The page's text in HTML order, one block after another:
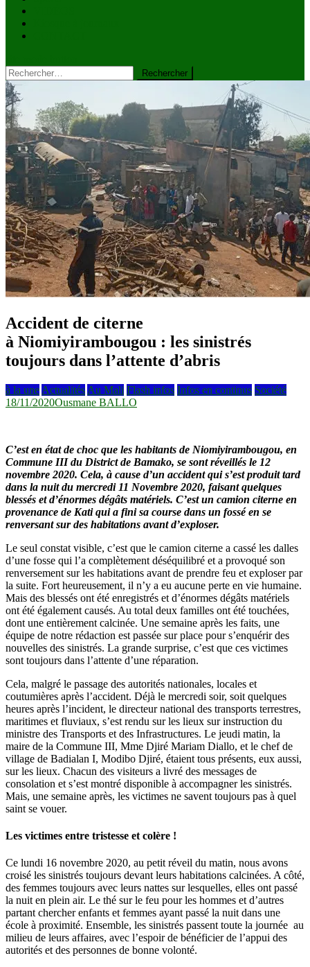
Rechercher :
Accident de citerne
à Niomiyirambougou : les sinistrés
toujours dans l’attente d’abris
à la une Actualités Au Mali Flash infos Infos en continus Société
18/11/2020Ousmane BALLO
C’est en état de choc que les habitants de Niomiyirambougou, en
Commune III du District de Bamako, se sont réveillés le 12
novembre 2020. Cela, à cause d’un accident qui s’est produit tard
dans la nuit du mercredi 11 Novembre 2020, faisant quelques
blessés et d’énormes dégâts matériels. C’est un camion citerne en
provenance de Kati qui a fini sa course dans un fossé en se
renversant sur des habitations avant d’exploser.
Le seul constat visible, c’est que le camion citerne a cassé les dalles
d’une fosse qui l’a complètement déséquilibré et a provoqué son
renversement sur les habitations avant de prendre feu et exploser par
la suite. Fort heureusement, il n’y a eu aucune perte en vie humaine.
Mais des blessés ont été enregistrés et d’énormes dégâts matériels
ont été également causés. Au total deux familles ont été touchées,
dont une entièrement calcinée. Une semaine après les faits, une
équipe de notre rédaction est passée sur place pour s’enquérir des
nouvelles des sinistrés. La grande surprise, c’est que ces victimes
sont toujours dans l’attente d’une réparation.
Cela, malgré le passage des autorités nationales, locales et
coutumières après l’accident. Déjà le mercredi soir, soit quelques
heures après l’incident, le directeur national des transports terrestres,
maritimes et fluviaux, s’est rendu sur les lieux sur instruction du
ministre des Transports et des Infrastructures. Le jeudi matin, la
maire de la Commune III, Mme Djiré Mariam Diallo, et le chef de
village de Badialan I, Modibo Djiré, étaient tous présents, eux aussi,
sur les lieux. Chacun des visiteurs a livré des messages de
consolation et s’est montré disponible à accompagner les sinistrés.
Mais, une semaine après, les victimes ne savent toujours pas à quel
saint se vouer.
Les victimes entre tristesse et colère !
Ce lundi 16 novembre 2020, au petit réveil du matin, nous avons
croisé les sinistrés toujours devant leurs habitations calcinées. A côté,
des femmes toujours avec leurs nattes sur lesquelles, elles ont passé
la nuit en plein air. Le thé sur le feu pour les hommes et d’autres
partant chercher enfants et femmes ayant passé la nuit dans une
école à proximité. Ensemble, les sinistrés passent toute la journée au
milieu de leurs affaires, avec l’espoir de bénéficier de l’appui des
autorités et des personnes de bonne volonté.